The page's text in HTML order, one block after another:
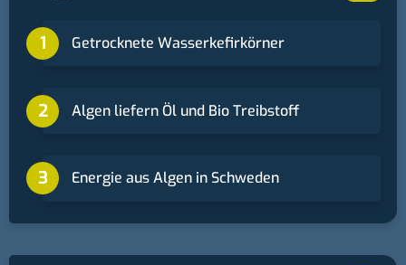
Getrocknete Wasserkefirkörner
Algen liefern Öl und Bio Treibstoff
Energie aus Algen in Schweden